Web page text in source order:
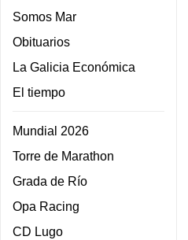
Somos Mar
Obituarios
La Galicia Económica
El tiempo
Mundial 2026
Torre de Marathon
Grada de Río
Opa Racing
CD Lugo